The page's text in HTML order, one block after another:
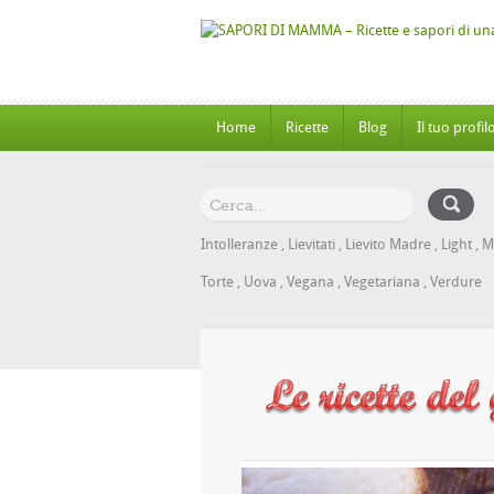
Home Ricette Blog Il tuo profilo
Intolleranze , Lievitati , Lievito Madre , Light ,
Torte , Uova , Vegana , Vegetariana , Verdure